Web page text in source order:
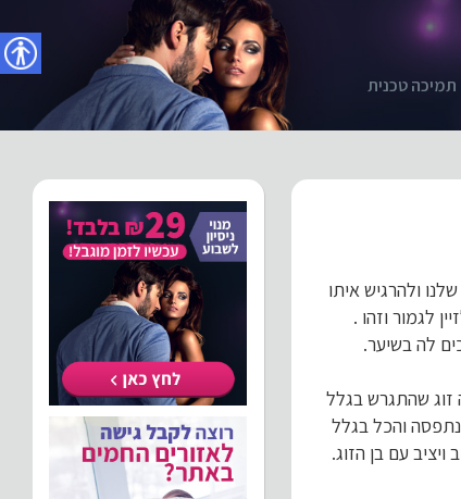
תמיכה טכנית
ולהרגיש איתו
לגמור וזהו .
לה בשיער.
זוג שהתגרש בגלל
והכל בגלל
עם בן הזוג.